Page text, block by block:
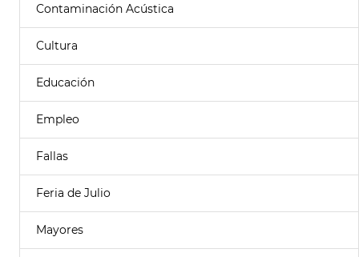
Contaminación Acústica
Cultura
Educación
Empleo
Fallas
Feria de Julio
Mayores